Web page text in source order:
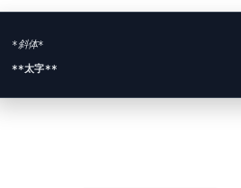
*斜体*
**太字**